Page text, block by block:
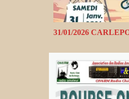
31/01/2026